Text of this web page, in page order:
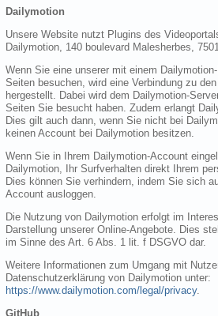
Dailymotion
Unsere Website nutzt Plugins des
Dailymotion, 140 boulevard Malesherbes,
Wenn Sie eine unserer mit einem
Seiten besuchen, wird eine Verbindung zu
hergestellt. Dabei wird dem Dailymotion-
Seiten Sie besucht haben. Zudem erlangt
Dies gilt auch dann, wenn Sie nicht bei
keinen Account bei Dailymotion besitzen.
Wenn Sie in Ihrem Dailymotion-Account
Dailymotion, Ihr Surfverhalten direkt Ihrem
Dies können Sie verhindern, indem Sie sich
Account ausloggen.
Die Nutzung von Dailymotion erfolgt im
Darstellung unserer Online-Angebote. Dies
im Sinne des Art. 6 Abs. 1 lit. f DSGVO dar.
Weitere Informationen zum Umgang mit
Datenschutzerklärung von Dailymotion unter:
https://www.dailymotion.com/legal/privacy.
GitHub